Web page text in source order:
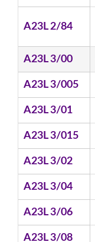
A23L 2/84
A23L 3/00
A23L 3/005
A23L 3/01
A23L 3/015
A23L 3/02
A23L 3/04
A23L 3/06
A23L 3/08